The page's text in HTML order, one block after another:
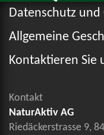
Datenschutz
Allgemeine
Kontaktieren Sie
Kontakt
NaturAktiv AG
Riedäckerstrasse 9,